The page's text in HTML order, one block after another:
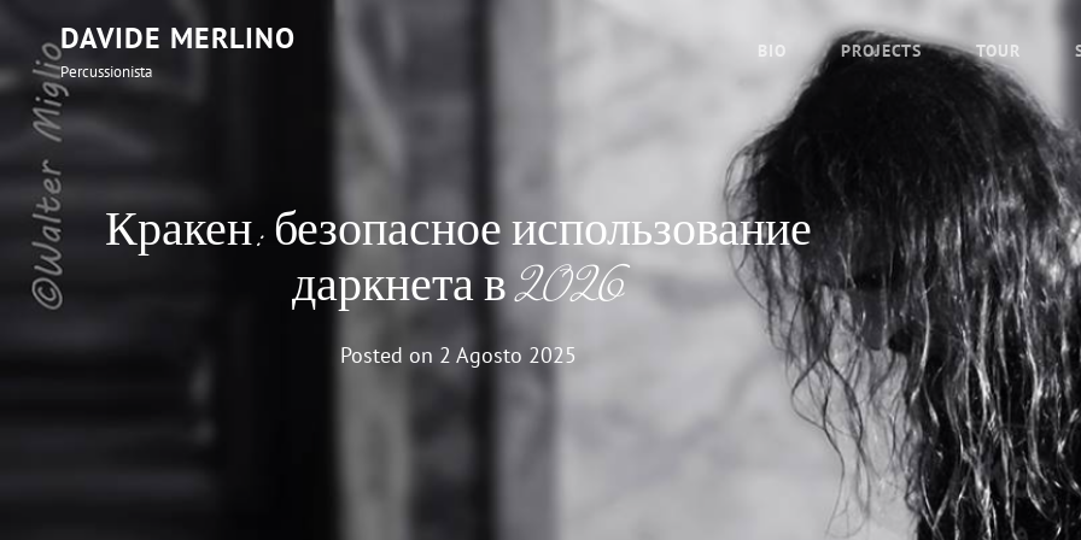
DAVIDE MERLINO
Percussionista
BIO PROJECTS TOUR
Кракен: безопасное использование
даркнета в 2026
Posted on 2 Agosto 2025